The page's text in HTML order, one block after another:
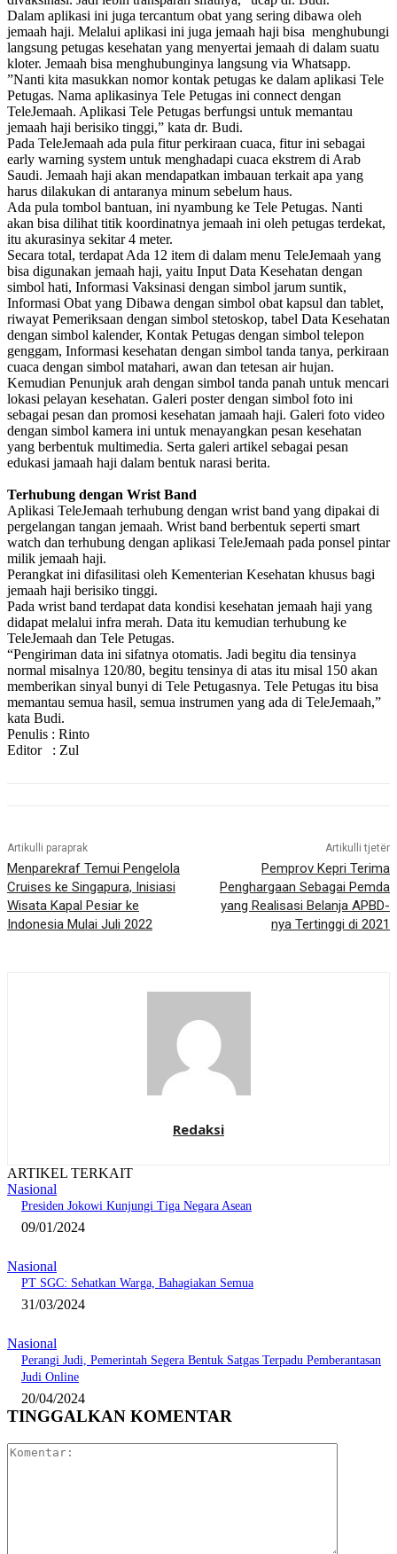
Dalam aplikasi ini juga tercantum obat yang sering dibawa oleh
jemaah haji. Melalui aplikasi ini juga jemaah haji bisa menghubungi
langsung petugas kesehatan yang menyertai jemaah di dalam suatu
kloter. Jemaah bisa menghubunginya langsung via Whatsapp.
”Nanti kita masukkan nomor kontak petugas ke dalam aplikasi Tele
Petugas. Nama aplikasinya Tele Petugas ini connect dengan
TeleJemaah. Aplikasi Tele Petugas berfungsi untuk memantau
jemaah haji berisiko tinggi,” kata dr. Budi.
Pada TeleJemaah ada pula fitur perkiraan cuaca, fitur ini sebagai
early warning system untuk menghadapi cuaca ekstrem di Arab
Saudi. Jemaah haji akan mendapatkan imbauan terkait apa yang
harus dilakukan di antaranya minum sebelum haus.
Ada pula tombol bantuan, ini nyambung ke Tele Petugas. Nanti
akan bisa dilihat titik koordinatnya jemaah ini oleh petugas terdekat,
itu akurasinya sekitar 4 meter.
Secara total, terdapat Ada 12 item di dalam menu TeleJemaah yang
bisa digunakan jemaah haji, yaitu Input Data Kesehatan dengan
simbol hati, Informasi Vaksinasi dengan simbol jarum suntik,
Informasi Obat yang Dibawa dengan simbol obat kapsul dan tablet,
riwayat Pemeriksaan dengan simbol stetoskop, tabel Data Kesehatan
dengan simbol kalender, Kontak Petugas dengan simbol telepon
genggam, Informasi kesehatan dengan simbol tanda tanya, perkiraan
cuaca dengan simbol matahari, awan dan tetesan air hujan.
Kemudian Penunjuk arah dengan simbol tanda panah untuk mencari
lokasi pelayan kesehatan. Galeri poster dengan simbol foto ini
sebagai pesan dan promosi kesehatan jamaah haji. Galeri foto video
dengan simbol kamera ini untuk menayangkan pesan kesehatan
yang berbentuk multimedia. Serta galeri artikel sebagai pesan
edukasi jamaah haji dalam bentuk narasi berita.
Terhubung dengan Wrist Band
Aplikasi TeleJemaah terhubung dengan wrist band yang dipakai di
pergelangan tangan jemaah. Wrist band berbentuk seperti smart
watch dan terhubung dengan aplikasi TeleJemaah pada ponsel pintar
milik jemaah haji.
Perangkat ini difasilitasi oleh Kementerian Kesehatan khusus bagi
jemaah haji berisiko tinggi.
Pada wrist band terdapat data kondisi kesehatan jemaah haji yang
didapat melalui infra merah. Data itu kemudian terhubung ke
TeleJemaah dan Tele Petugas.
“Pengiriman data ini sifatnya otomatis. Jadi begitu dia tensinya
normal misalnya 120/80, begitu tensinya di atas itu misal 150 akan
memberikan sinyal bunyi di Tele Petugasnya. Tele Petugas itu bisa
memantau semua hasil, semua instrumen yang ada di TeleJemaah,”
kata Budi.
Penulis : Rinto
Editor : Zul
Artikulli paraprak
Menparekraf Temui Pengelola
Cruises ke Singapura, Inisiasi
Wisata Kapal Pesiar ke
Indonesia Mulai Juli 2022
Artikulli tjetër
Pemprov Kepri Terima
Penghargaan Sebagai Pemda
yang Realisasi Belanja APBD-
nya Tertinggi di 2021
Redaksi
ARTIKEL TERKAIT
Nasional
Presiden Jokowi Kunjungi Tiga Negara Asean
09/01/2024
Nasional
PT SGC: Sehatkan Warga, Bahagiakan Semua
31/03/2024
Nasional
Perangi Judi, Pemerintah Segera Bentuk Satgas Terpadu Pemberantasan
Judi Online
20/04/2024
TINGGALKAN KOMENTAR